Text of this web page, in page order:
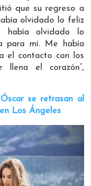
que su regreso a
olvidado lo feliz
había olvidado lo
para mí. Me había
el contacto con los
el corazón”,
se retrasan al
Los Ángeles